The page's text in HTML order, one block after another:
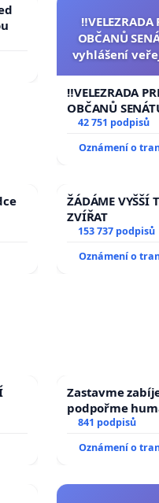
‼️VELEZRADA
OBČANŮ
vyhlášení
návrhu na
ústavní
‼️VELEZRADA
OBČANŮ
vyhlášení
na přijetí
42 751 podpisů
Oznámení o
ŽÁDÁME VYŠŠÍ
ZVÍŘAT
153 737 podpisů
Oznámení o
Zastavme
podpořme
841 podpisů
Oznámení o